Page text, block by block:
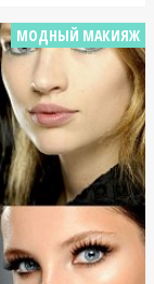
МОДНЫЙ МАКИЯЖ